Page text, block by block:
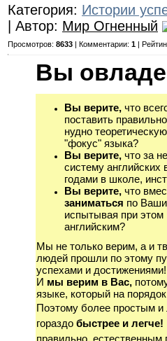
Категория: Истории
| Автор: Мир Огненный
Просмотров: 8633 | Комментарии: 1 |
Вы
Вы верите, что
поставить
нудно
"фокус" языка?
Вы верите, что за
систему
годами в школе,
Вы верите, что
заниматься по
испытывая при этом
английским?
Мы не только верим, а и
людей прошли по этому
успехами и достижениями!
И мы верим в Вас,
языке, который на
Поэтому более простым
гораздо быстрее и легче!
правильно, естественным